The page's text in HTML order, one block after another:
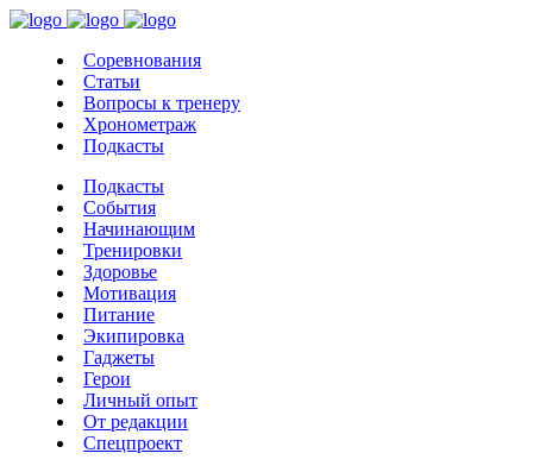
Соревнования
Статьи
Вопросы к тренеру
Хронометраж
Подкасты
Подкасты
События
Начинающим
Тренировки
Здоровье
Мотивация
Питание
Экипировка
Гаджеты
Герои
Личный опыт
От редакции
Спецпроект